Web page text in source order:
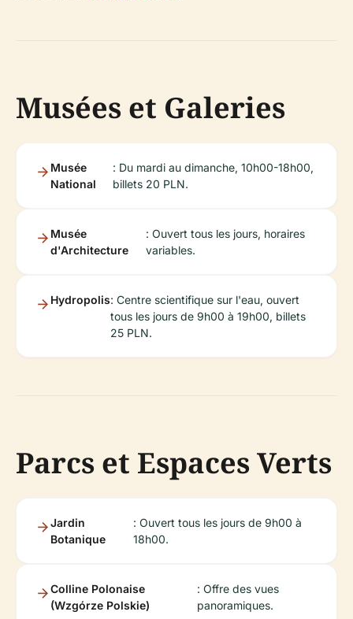
Musées et Galeries
Musée
National
: Du mardi au dimanche, 10h00-18h00,
billets 20 PLN.
Musée
d'Architecture
: Ouvert tous les jours, horaires
variables.
Hydropolis: Centre scientifique sur l'eau, ouvert
tous les jours de 9h00 à 19h00, billets
25 PLN.
Parcs et Espaces Verts
Jardin
Botanique
: Ouvert tous les jours de 9h00 à
18h00.
Colline Polonaise
(Wzgórze Polskie)
: Offre des vues
panoramiques.